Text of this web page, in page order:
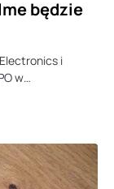
będzie
i
w…